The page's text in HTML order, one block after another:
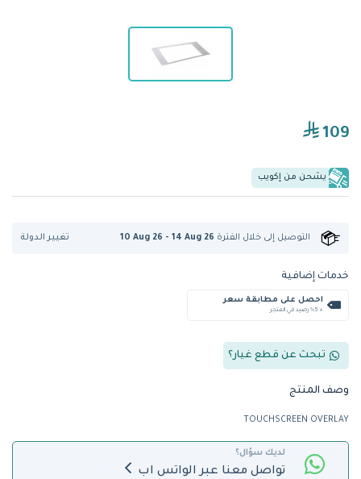
109
يشحن من إكويب
التوصيل إلى خلال الفترة 10 Aug 26 - 14 Aug 26 تغيير الدولة
خدمات إضافية
احصل على مطابقة سعر
+ %5 رصيد في المتجر
تبحث عن قطع غيار؟
وصف المنتج
TOUCHSCREEN OVERLAY
لديك سؤال؟
تواصل معنا عبر الواتس اب